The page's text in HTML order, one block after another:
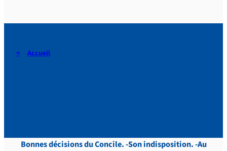
Accueil
Bonnes décisions du Concile. -Son indisposition. -Au